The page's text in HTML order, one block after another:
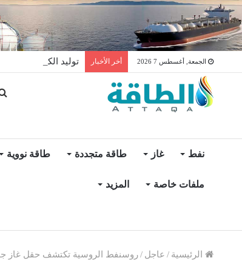
الجمعة, أغسطس 7 2026 أخر الأخبار توليد الكهرباء بالغاز
نفط غاز طاقة متجددة طاقة نووية
ملفات خاصة المزيد
الرئيسية / عاجل /روسنفط الروسية تكتشف حقل غاز جديد